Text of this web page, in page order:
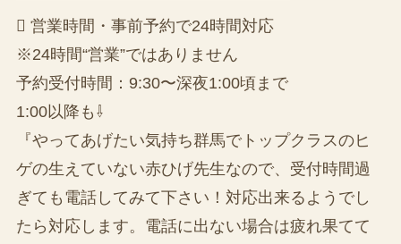
 営業時間・事前予約で24時間対応
※24時間“営業”ではありません
予約受付時間：9:30〜深夜1:00頃まで
1:00以降も⇩
『やってあげたい気持ち群馬でトップクラスのヒ
ゲの生えていない赤ひげ先生なので、受付時間過
ぎても電話してみて下さい！対応出来るようでし
たら対応します。電話に出ない場合は疲れ果てて